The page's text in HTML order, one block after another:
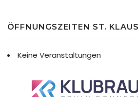
ÖFFNUNGSZEITEN ST.
Keine Veranstaltungen